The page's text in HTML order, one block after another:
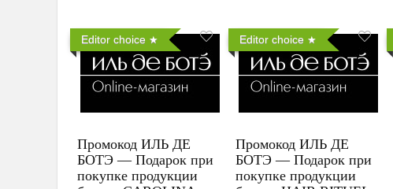
Editor choice
Промокод ИЛЬ ДЕ
БОТЭ — Подарок при
покупке продукции
Editor choice
Промокод ИЛЬ ДЕ
БОТЭ — Подарок при
покупке продукции